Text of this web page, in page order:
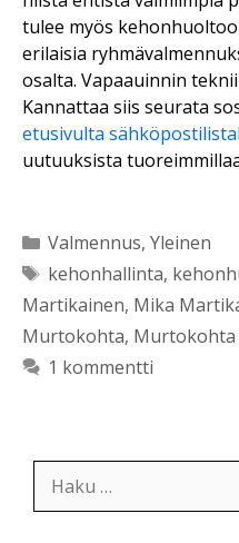
tulee myös
erilaisia
osalta. Vapaauinnin
Kannattaa siis seurata
etusivulta
uutuuksista
Kategoriat
Valmennus, Yleinen
Avainsanat
kehonhallinta,
Martikainen, Mika
Murtokohta, Murtokohta
1 kommentti
Haku: